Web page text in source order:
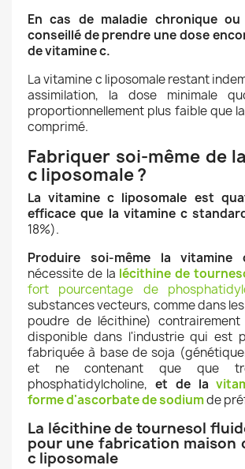
En cas de maladie chronique
conseillé de prendre une dose
de vitamine c.
La vitamine c liposomale restant
assimilation, la dose minimale
proportionnellement plus faible que
comprimé.
Fabriquer soi-même de
c liposomale ?
La vitamine c liposomale est
efficace que la vitamine c
18%).
Produire soi-même la vitamine
nécessite de la lécithine de
fort pourcentage de
substances vecteurs, comme dans
poudre de lécithine)
disponible dans l'industrie qui est
fabriquée à base de soja
et ne contenant que que
phosphatidylcholine, et de la
forme d'ascorbate de sodiumde
La lécithine de tournesol
pour une fabrication maison
c liposomale